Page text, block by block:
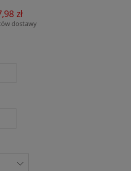
zł
dostawy